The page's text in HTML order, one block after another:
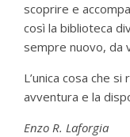
scoprire e
così la biblioteca
sempre nuovo, da
L’unica cosa che
avventura e la
Enzo R. Laforgia